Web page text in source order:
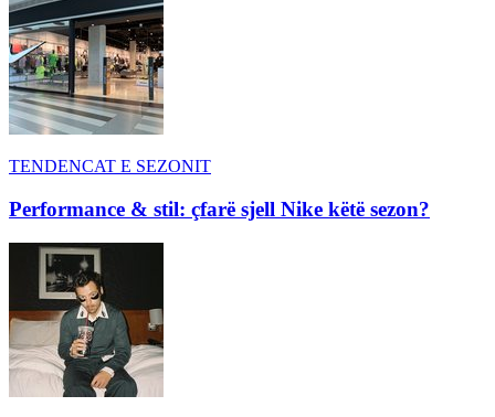
TENDENCAT E SEZONIT
Performance & stil: çfarë sjell Nike këtë sezon?